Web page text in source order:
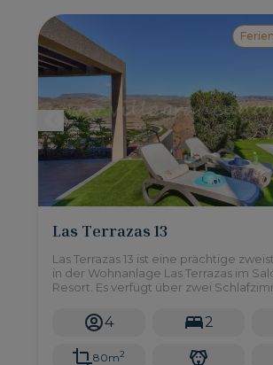
Las Terrazas 13
Las Terrazas 13 ist eine prächtige
in der Wohnanlage Las Terrazas im
Resort. Es verfügt über zwei
4 2
80m2